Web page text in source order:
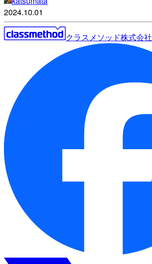
2024.10.01
クラスメソッド株式会社